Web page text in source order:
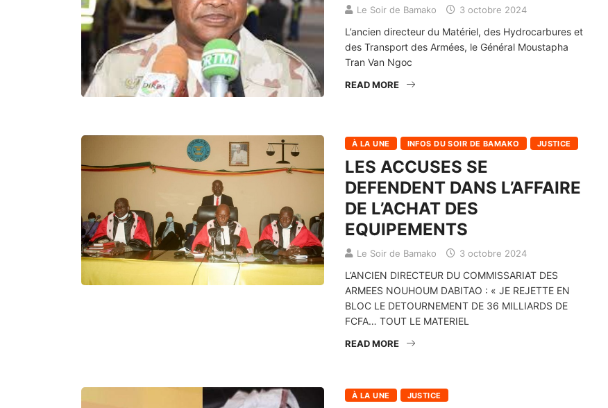
Le Soir de Bamako 3 octobre 2024
L’ancien directeur du Matériel, des Hydrocarbures et
des Transport des Armées, le Général Moustapha
Tran Van Ngoc
READ MORE
À LA UNE INFOS DU SOIR DE BAMAKO JUSTICE
LES ACCUSES SE
DEFENDENT DANS L’AFFAIRE
DE L’ACHAT DES
EQUIPEMENTS
Le Soir de Bamako 3 octobre 2024
L’ANCIEN DIRECTEUR DU COMMISSARIAT DES
ARMEES NOUHOUM DABITAO : « JE REJETTE EN
BLOC LE DETOURNEMENT DE 36 MILLIARDS DE
FCFA… TOUT LE MATERIEL
READ MORE
À LA UNE JUSTICE